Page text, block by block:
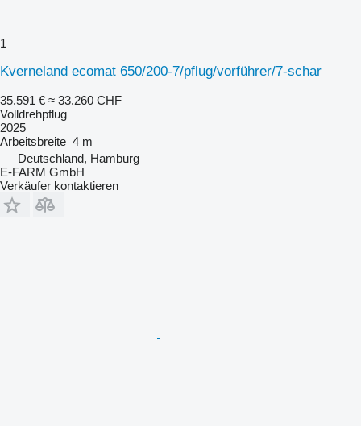
1
Kverneland ecomat 650/200-7/pflug/vorführer/7-schar
35.591 € ≈ 33.260 CHF
Volldrehpflug
2025
Arbeitsbreite 4 m
Deutschland, Hamburg
E-FARM GmbH
Verkäufer kontaktieren